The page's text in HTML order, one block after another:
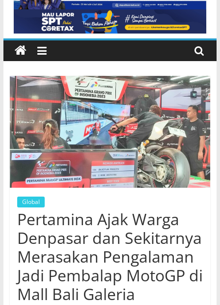
Global
Pertamina Ajak Warga
Denpasar dan Sekitarnya
Merasakan Pengalaman
Jadi Pembalap MotoGP di
Mall Bali Galeria